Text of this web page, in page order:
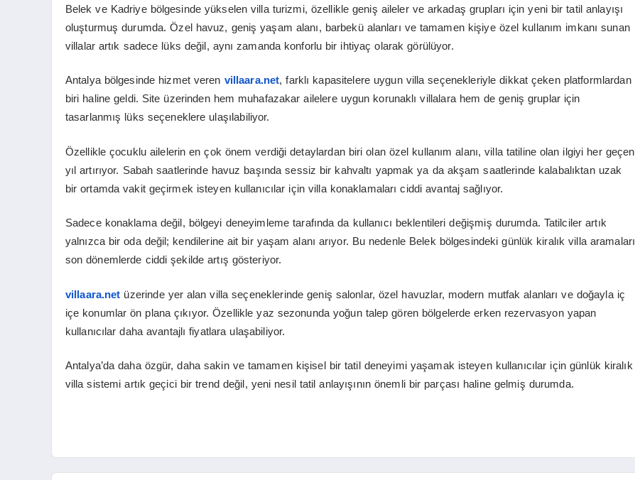
Belek ve Kadriye bölgesinde yükselen villa turizmi, özellikle geniş aileler ve arkadaş grupları için yeni bir tatil anlayışı
oluşturmuş durumda. Özel havuz, geniş yaşam alanı, barbekü alanları ve tamamen kişiye özel kullanım imkanı sunan
villalar artık sadece lüks değil, aynı zamanda konforlu bir ihtiyaç olarak görülüyor.
Antalya bölgesinde hizmet veren villaara.net, farklı kapasitelere uygun villa seçenekleriyle dikkat çeken platformlardan
biri haline geldi. Site üzerinden hem muhafazakar ailelere uygun korunaklı villalara hem de geniş gruplar için
tasarlanmış lüks seçeneklere ulaşılabiliyor.
Özellikle çocuklu ailelerin en çok önem verdiği detaylardan biri olan özel kullanım alanı, villa tatiline olan ilgiyi her geçen
yıl artırıyor. Sabah saatlerinde havuz başında sessiz bir kahvaltı yapmak ya da akşam saatlerinde kalabalıktan uzak
bir ortamda vakit geçirmek isteyen kullanıcılar için villa konaklamaları ciddi avantaj sağlıyor.
Sadece konaklama değil, bölgeyi deneyimleme tarafında da kullanıcı beklentileri değişmiş durumda. Tatilciler artık
yalnızca bir oda değil; kendilerine ait bir yaşam alanı arıyor. Bu nedenle Belek bölgesindeki günlük kiralık villa aramaları
son dönemlerde ciddi şekilde artış gösteriyor.
villaara.net üzerinde yer alan villa seçeneklerinde geniş salonlar, özel havuzlar, modern mutfak alanları ve doğayla iç
içe konumlar ön plana çıkıyor. Özellikle yaz sezonunda yoğun talep gören bölgelerde erken rezervasyon yapan
kullanıcılar daha avantajlı fiyatlara ulaşabiliyor.
Antalya’da daha özgür, daha sakin ve tamamen kişisel bir tatil deneyimi yaşamak isteyen kullanıcılar için günlük kiralık
villa sistemi artık geçici bir trend değil, yeni nesil tatil anlayışının önemli bir parçası haline gelmiş durumda.